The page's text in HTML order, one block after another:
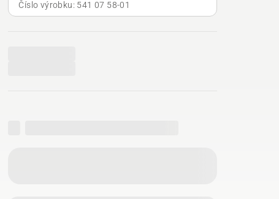
Číslo výrobku: 541 07 58‑01